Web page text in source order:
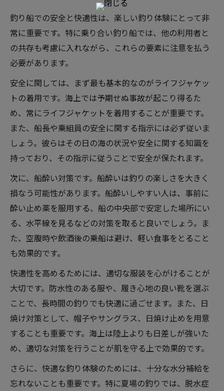
釣り船での安全と快適性は、楽しい釣り体験にとって非
常に重要です。特に乗り合い釣り船では、他の利用者と
の共存も考慮に入れながら、これらの要素に注意を払う
必要があります。
安全に関しては、まず最も基本的なのがライフジャケッ
トの着用です。海上では予期せぬ事故が起こり得るた
め、常にライフジャケットを着用することが重要です。
また、船長や乗組員の安全に関する指示には必ず従いま
しょう。彼らはその日の海の状況や安全に関する知識を
持っており、その指示に従うことで安全が保たれます。
次に、船酔い対策です。船酔いは釣りの楽しさを大きく
損なう可能性があります。船酔いしやすい人は、事前に
酔い止め薬を服用する、船の中央部で安定した場所にい
る、水平線を見るなどの対策を取ると良いでしょう。ま
た、空腹時や飲酒後の乗船は避け、軽い食事をとること
も効果的です。
快適性を高めるためには、適切な服装を心がけることが
大切です。防水性のある服や、履き心地の良い靴を選ぶ
ことで、長時間の釣りでも快適に過ごせます。また、日
焼け対策として、帽子やサングラス、日焼け止めを用意
することも重要です。海上は陸上よりも日差しが強いた
め、適切な対策を行うことが肌を守る上で効果的です。
さらに、快適な釣り体験のためには、十分な水分補給を
忘れないことも重要です。特に夏場の釣りでは、脱水症